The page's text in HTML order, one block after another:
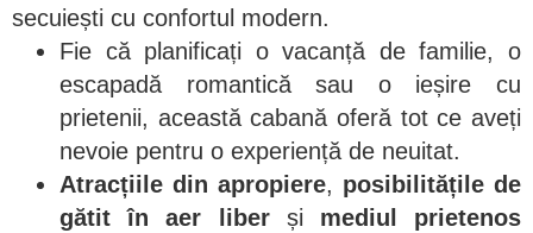
secuiești cu confortul modern.
Fie că planificați o vacanță de familie, o
escapadă romantică sau o ieșire cu
prietenii, această cabană oferă tot ce aveți
nevoie pentru o experiență de neuitat.
Atracțiile din apropiere, posibilitățile de
gătit în aer liberși mediul prietenos